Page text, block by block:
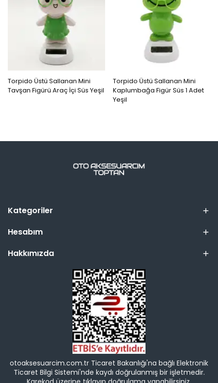
Torpido Üstü Sallanan Mini
Tavşan Figürü Araç İçi Süs Yeşil
Torpido Üstü Sallanan Mini
Kaplumbağa Figür Süs 1 Adet
Yeşil
Kategoriler
Hesabım
Hakkımızda
otoaksesuarcim.com.tr Ticaret Bakanlığı'na bağlı Elektronik
Ticaret Bilgi Sistemi'nde kaydı doğrulanmış bir işletmedir.